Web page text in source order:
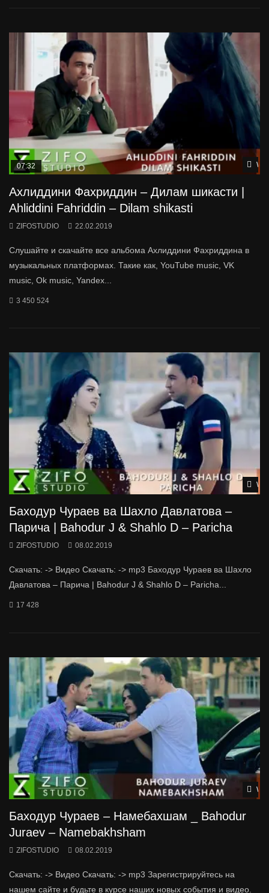
07:32
Ахлиддини Фахриддин – Дилам шикасти |
Ahliddini Fahriddin – Dilam shikasti
ZIFOSTUDIO 22.02.2019
Слушайте и скачайте все альбома Ахлиддини Фахриддина в
музыкальных платформах. Такие как, YouTube music, VK
music, Ok music, Yandex...
3 450 524
Баходур Чураев ва Шахло Давлатова –
Парича | Bahodur J & Shahlo D – Paricha
ZIFOSTUDIO 08.02.2019
Скачать: -> Видео Скачать: -> mp3 Баходур Чураев ва Шахло
Давлатова – Парича | Bahodur J & Shahlo D – Paricha...
17 428
Баходур Чураев – Намебахшам _ Bahodur
Juraev – Namebakhsham
ZIFOSTUDIO 08.02.2019
Скачать: -> Видео Скачать: -> mp3 Зарегистрируйтесь на
нашем сайте и будьте в курсе наших новых события и видео.